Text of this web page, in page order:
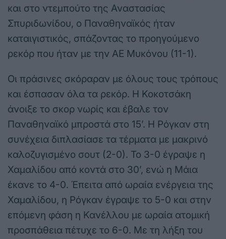
και στο ντεμπούτο της Αναστασίας
Σπυριδωνίδου, ο Παναθηναϊκός ήταν
καταιγιστικός, σπάζοντας το προηγούμενο
ρεκόρ που ήταν με την ΑΕ Μυκόνου (11-1).
Οι πράσινες σκόραραν με όλους τους τρόπους
και έσπασαν όλα τα ρεκόρ. Η Κοκοτσάκη
άνοιξε το σκορ νωρίς και έβαλε τον
Παναθηναϊκό μπροστά στο 15’. Η Ρόγκαν στη
συνέχεια διπλασίασε τα τέρματα με μακρινό
καλοζυγισμένο σουτ (2-0). Το 3-0 έγραψε η
Χαμαλίδου από κοντά στο 30’, ενώ η Μάια
έκανε το 4-0. Έπειτα από ωραία ενέργεια της
Χαμαλίδου, η Ρόγκαν έγραψε το 5-0 και στην
επόμενη φάση η Κανέλλου με ωραία ατομική
προσπάθεια πέτυχε το 6-0. Με τη λήξη του